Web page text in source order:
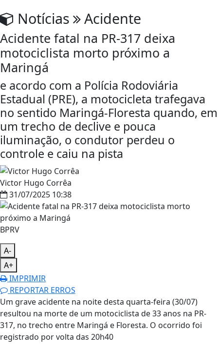
Notícias Acidente
Acidente fatal na PR-317 deixa
motociclista morto próximo a
Maringá
e acordo com a Polícia Rodoviária
Estadual (PRE), a motocicleta trafegava
no sentido Maringá-Floresta quando, em
um trecho de declive e pouca
iluminação, o condutor perdeu o
controle e caiu na pista
Victor Hugo Corrêa
31/07/2025 10:38
BPRV
A-
A+
IMPRIMIR
REPORTAR ERROS
Um grave acidente na noite desta quarta-feira (30/07)
resultou na morte de um motociclista de 33 anos na PR-
317, no trecho entre Maringá e Floresta. O ocorrido foi
registrado por volta das 20h40